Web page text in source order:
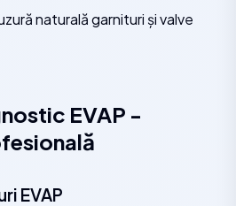
naturală garnituri și valve
EVAP -
EVAP